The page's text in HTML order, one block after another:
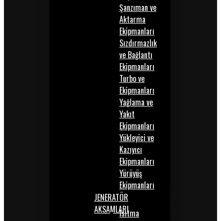
Şanzıman ve
Aktarma
Ekipmanları
Sızdırmazlık
ve Bağlantı
Ekipmanları
Turbo ve
Ekipmanları
Yağlama ve
Yakıt
Ekipmanları
Yükleyici ve
Kazıyıcı
Ekipmanları
Yürüyüş
Ekipmanları
JENERATÖR
AKSAMLARIIsıtma